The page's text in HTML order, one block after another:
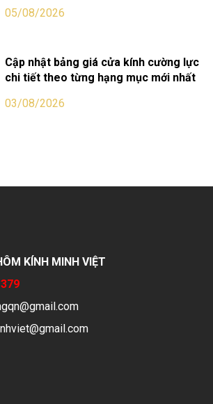
05/08/2026
Cập nhật bảng giá cửa kính cường lực
chi tiết theo từng hạng mục mới nhất
03/08/2026
KÍNH MINH VIỆT